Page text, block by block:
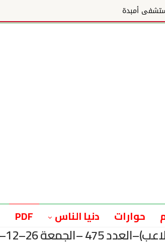
أمبدة
حوارات دنيا الناس PDF
26–12–2025